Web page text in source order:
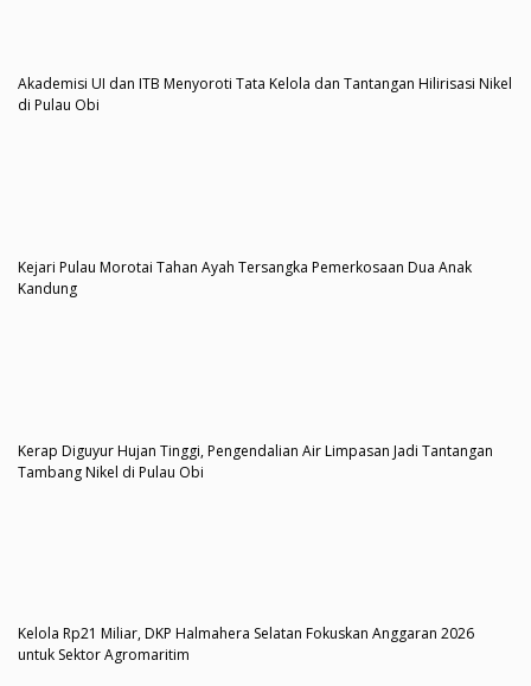
Akademisi UI dan ITB Menyoroti Tata Kelola dan Tantangan Hilirisasi Nikel
di Pulau Obi
Kejari Pulau Morotai Tahan Ayah Tersangka Pemerkosaan Dua Anak
Kandung
Kerap Diguyur Hujan Tinggi, Pengendalian Air Limpasan Jadi Tantangan
Tambang Nikel di Pulau Obi
Kelola Rp21 Miliar, DKP Halmahera Selatan Fokuskan Anggaran 2026
untuk Sektor Agromaritim